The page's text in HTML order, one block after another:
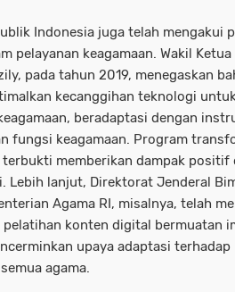
Indonesia juga telah mengakui
keagamaan. Wakil Ketua
pada tahun 2019, menegaskan
kecanggihan teknologi
beradaptasi dengan
fungsi keagamaan. Program
terbukti memberikan dampak positif
Lebih lanjut, Direktorat Jenderal
Agama RI, misalnya, telah
pelatihan konten digital bermuatan
upaya adaptasi terhadap
agama.